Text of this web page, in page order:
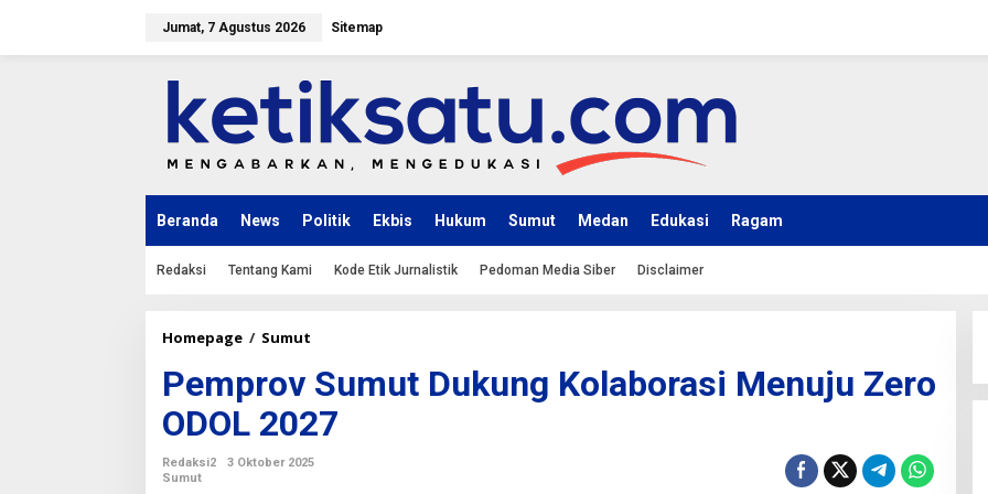
Jumat, 7 Agustus 2026 Sitemap
Beranda News Politik Ekbis Hukum Sumut Medan Edukasi Ragam
Redaksi Tentang Kami Kode Etik Jurnalistik Pedoman Media Siber Disclaimer
Homepage / Sumut
m
p
r
o
v
Pemprov Sumut Dukung Kolaborasi Menuju Zero
ODOL 2027
Redaksi2
3 Oktober 2025
Sumut